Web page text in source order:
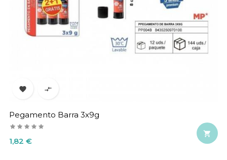
 
Pegamento Barra 3x9g
Precio
1,82 €
